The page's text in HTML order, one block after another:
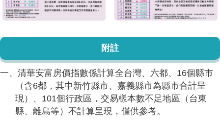
附註
一、清華安富房價指數係計算全台灣、六都、16個縣市
（含6都，其中新竹縣市、嘉義縣市為縣市合計呈
現）、101個行政區，交易樣本數不足地區（台東
縣、離島等）不計算呈現，僅供參考。